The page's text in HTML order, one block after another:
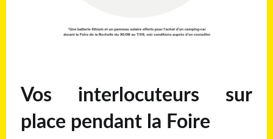
Vos interlocuteurs sur
place pendant la Foire